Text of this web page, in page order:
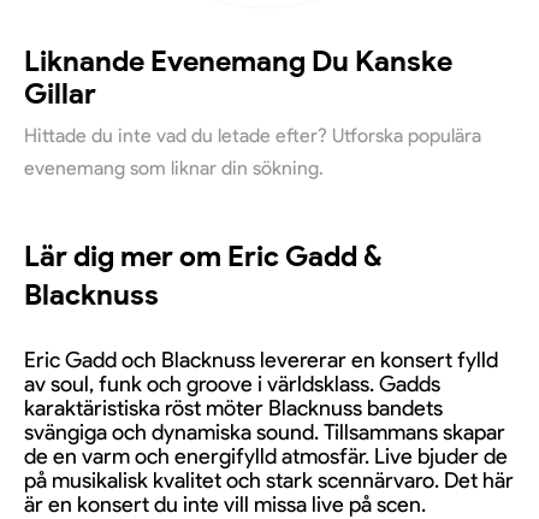
Liknande Evenemang Du Kanske
Gillar
Hittade du inte vad du letade efter? Utforska populära
evenemang som liknar din sökning.
Lär dig mer om Eric Gadd &
Blacknuss
Eric Gadd och Blacknuss levererar en konsert fylld
av soul, funk och groove i världsklass. Gadds
karaktäristiska röst möter Blacknuss bandets
svängiga och dynamiska sound. Tillsammans skapar
de en varm och energifylld atmosfär. Live bjuder de
på musikalisk kvalitet och stark scennärvaro. Det här
är en konsert du inte vill missa live på scen.